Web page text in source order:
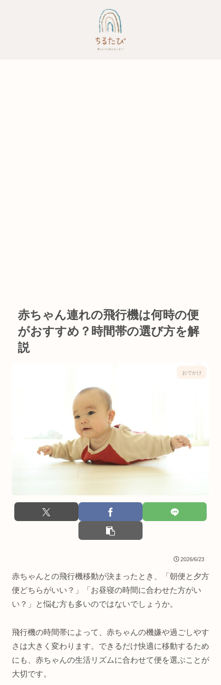
赤ちゃん連れの飛行機は何時の便
がおすすめ？時間帯の選び方を解
説
おでかけ
2026/6/23
赤ちゃんとの飛行機移動が決まったとき、「朝便と夕方
便どちらがいい？」「お昼寝の時間に合わせた方がい
い？」と悩む方も多いのではないでしょうか。
飛行機の時間帯によって、赤ちゃんの機嫌や過ごしやす
さは大きく変わります。できるだけ快適に移動するため
にも、赤ちゃんの生活リズムに合わせて便を選ぶことが
大切です。